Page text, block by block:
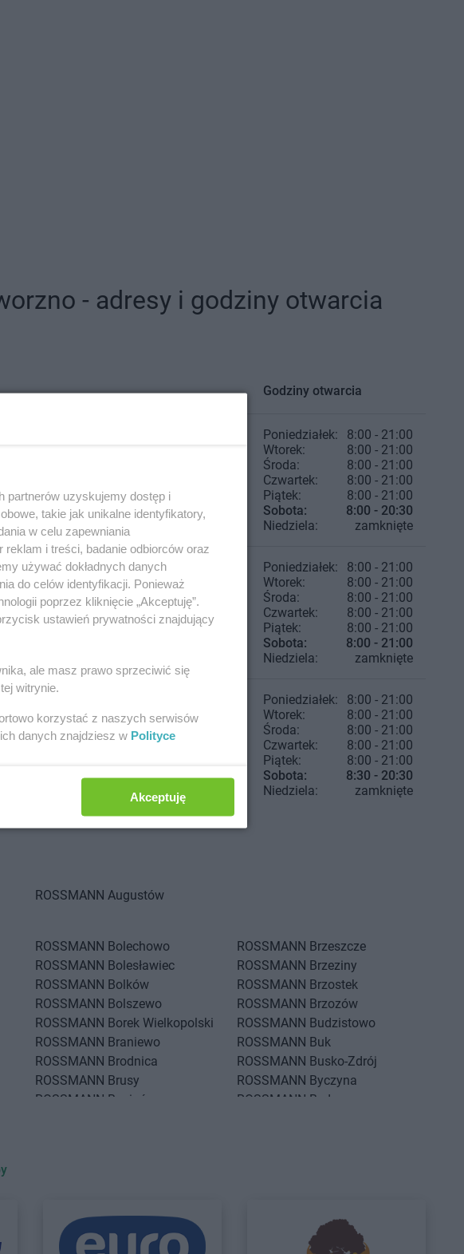
- adresy i godziny otwarcia
Godziny otwarcia
Poniedziałek:
8:00 - 21:00
Wtorek:
8:00 - 21:00
Środa:
8:00 - 21:00
Czwartek:
8:00 - 21:00
Piątek:
8:00 - 21:00
Sobota:
8:00 - 20:30
Niedziela:
zamknięte
Poniedziałek:
8:00 - 21:00
Wtorek:
8:00 - 21:00
Środa:
8:00 - 21:00
Czwartek:
8:00 - 21:00
Piątek:
8:00 - 21:00
Sobota:
8:00 - 21:00
Niedziela:
zamknięte
Poniedziałek:
8:00 - 21:00
Wtorek:
8:00 - 21:00
Środa:
8:00 - 21:00
Czwartek:
8:00 - 21:00
Piątek:
8:00 - 21:00
Sobota:
8:30 - 20:30
Niedziela:
zamknięte
ROSSMANN Augustów
ROSSMANN Bolechowo
ROSSMANN Bolesławiec
ROSSMANN Bolków
ROSSMANN Bolszewo
ROSSMANN Borek Wielkopolski
ROSSMANN Braniewo
ROSSMANN Brodnica
ROSSMANN Brusy
ROSSMANN Brwinów
ROSSMANN Brzeszcze
ROSSMANN Brzeziny
ROSSMANN Brzostek
ROSSMANN Brzozów
ROSSMANN Budzistowo
ROSSMANN Buk
ROSSMANN Busko-Zdrój
ROSSMANN Byczyna
ROSSMANN Bydgoszcz
ROSSMANN
ROSSMANN
Czchów
Czersk
Czerwionka-
partnerów uzyskujemy dostęp i
takie jak unikalne identyfikatory,
w celu zapewniania
i treści, badanie odbiorców oraz
używać dokładnych danych
do celów identyfikacji. Ponieważ
poprzez kliknięcie „Akceptuję”.
ustawień prywatności znajdujący
ale masz prawo sprzeciwić się
witrynie.
korzystać z naszych serwisów
danych znajdziesz w Polityce
Akceptuję